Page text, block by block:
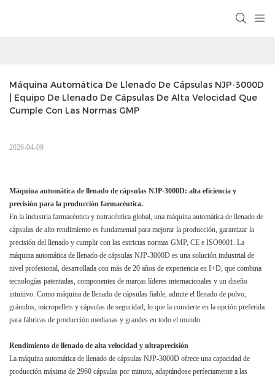
Máquina Automática De Llenado De Cápsulas NJP-3000D
| Equipo De Llenado De Cápsulas De Alta Velocidad Que
Cumple Con Las Normas GMP
2026-04-09
Máquina automática de llenado de cápsulas NJP-3000D: alta eficiencia y
precisión para la producción farmacéutica.
En la industria farmacéutica y nutracéutica global, una máquina automática de llenado de
cápsulas de alto rendimiento es fundamental para mejorar la producción, garantizar la
precisión del llenado y cumplir con las estrictas normas GMP, CE e ISO9001. La
máquina automática de llenado de cápsulas NJP-3000D es una solución industrial de
nivel profesional, desarrollada con más de 20 años de experiencia en I+D, que combina
tecnologías patentadas, componentes de marcas líderes internacionales y un diseño
intuitivo. Como máquina de llenado de cápsulas fiable, admite el llenado de polvo,
gránulos, micropellets y cápsulas de seguridad, lo que la convierte en la opción preferida
para fábricas de producción medianas y grandes en todo el mundo.
Rendimiento de llenado de alta velocidad y ultraprecisión
La máquina automática de llenado de cápsulas NJP-3000D ofrece una capacidad de
producción máxima de 2960 cápsulas por minuto, adaptándose perfectamente a las